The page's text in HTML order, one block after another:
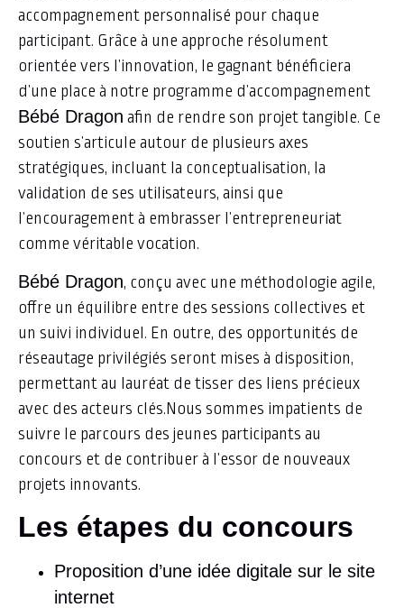
accompagnement personnalisé pour chaque
participant. Grâce à une approche résolument
orientée vers l’innovation, le gagnant bénéficiera
d’une place à notre programme d’accompagnement
Bébé Dragon afin de rendre son projet tangible. Ce
soutien s’articule autour de plusieurs axes
stratégiques, incluant la conceptualisation, la
validation de ses utilisateurs, ainsi que
l’encouragement à embrasser l’entrepreneuriat
comme véritable vocation.
Bébé Dragon, conçu avec une méthodologie agile,
offre un équilibre entre des sessions collectives et
un suivi individuel. En outre, des opportunités de
réseautage privilégiés seront mises à disposition,
permettant au lauréat de tisser des liens précieux
avec des acteurs clés.Nous sommes impatients de
suivre le parcours des jeunes participants au
concours et de contribuer à l’essor de nouveaux
projets innovants.
Les étapes du concours
Proposition d’une idée digitale sur le site
internet